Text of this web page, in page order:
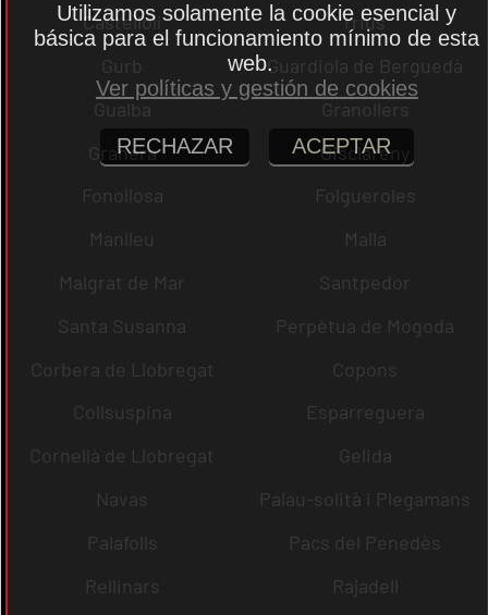
Castellolí
rrius
Gurb
Guardiola de Berguedà
Gualba
Granollers
Granera
Gisclareny
Fonollosa
Folgueroles
Manlleu
Malla
Malgrat de Mar
Santpedor
Santa Susanna
Perpètua de Mogoda
Corbera de Llobregat
Copons
Collsuspina
Esparreguera
Cornellà de Llobregat
Gelida
Navas
Palau-solità i Plegamans
Palafolls
Pacs del Penedès
Rellinars
Rajadell
Utilizamos solamente la cookie esencial y
básica para el funcionamiento mínimo de esta
web.
Ver políticas y gestión de cookies
RECHAZAR ACEPTAR